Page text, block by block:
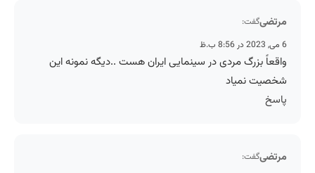
مرتضیگفت:
6 می, 2023 در 8:56 ب.ظ
واقعاً بزرگ مردی در سینمایی ایران هست ..دیگه نمونه این
شخصیت نمیاد
پاسخ
مرتضیگفت: